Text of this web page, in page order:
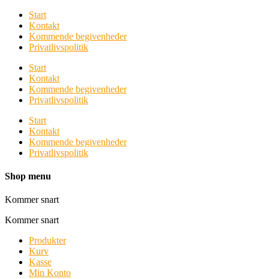
Start
Kontakt
Kommende begivenheder
Privatlivspolitik
Start
Kontakt
Kommende begivenheder
Privatlivspolitik
Start
Kontakt
Kommende begivenheder
Privatlivspolitik
Shop menu
Kommer snart
Kommer snart
Produkter
Kurv
Kasse
Min Konto